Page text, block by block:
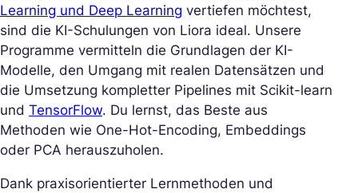
Learning und Deep Learning vertiefen möchtest,
sind die KI-Schulungen von Liora ideal. Unsere
Programme vermitteln die Grundlagen der KI-
Modelle, den Umgang mit realen Datensätzen und
die Umsetzung kompletter Pipelines mit Scikit-learn
und TensorFlow. Du lernst, das Beste aus
Methoden wie One-Hot-Encoding, Embeddings
oder PCA herauszuholen.
Dank praxisorientierter Lernmethoden und